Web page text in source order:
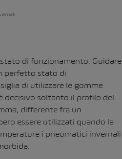
di funzionamento. Guidare
perfetto stato di
di utilizzare le gomme
decisivo soltanto il profilo del
differente fra un
essere utilizzati quando la
i pneumatici invernali